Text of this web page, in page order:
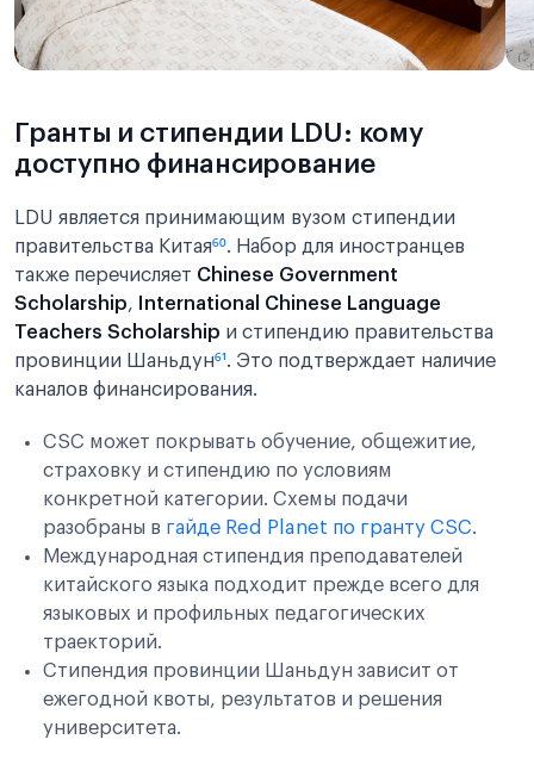
Гранты и стипендии LDU: кому
доступно финансирование
LDU является принимающим вузом стипендии
правительства Китая⁶⁰. Набор для иностранцев
также перечисляет Chinese Government
Scholarship,
International Chinese Language
Teachers Scholarship и стипендию правительства
провинции Шаньдун⁶¹. Это подтверждает наличие
каналов финансирования.
CSC может покрывать обучение, общежитие,
страховку и стипендию по условиям
конкретной категории. Схемы подачи
разобраны в гайде Red Planet по гранту CSC.
Международная стипендия преподавателей
китайского языка подходит прежде всего для
языковых и профильных педагогических
траекторий.
Стипендия провинции Шаньдун зависит от
ежегодной квоты, результатов и решения
университета.